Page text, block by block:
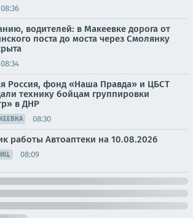
08:36
водителей: в Макеевке дорога от
поста до моста через Смолянку
08:34
Россия, фонд «Наша Правда» и ЦБСТ
технику бойцам группировки
в ДНР
08:30
работы Автоаптеки на 10.08.2026
08:09